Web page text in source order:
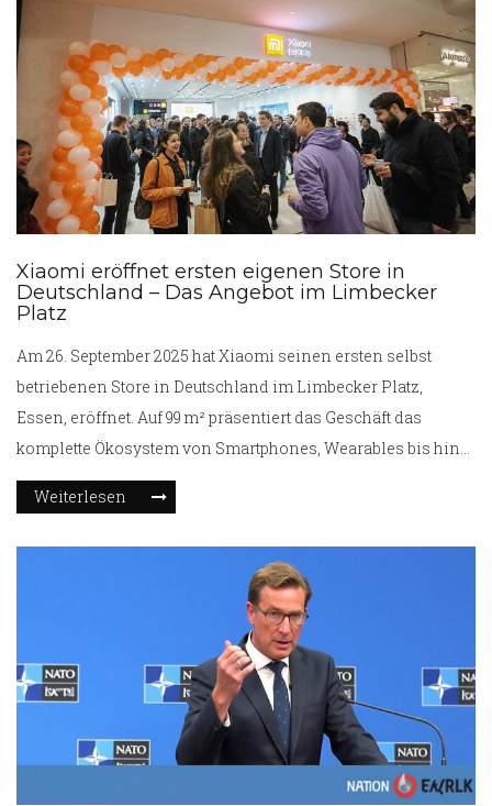
Xiaomi eröffnet ersten eigenen Store in
Deutschland – Das Angebot im Limbecker
Platz
Am 26. September 2025 hat Xiaomi seinen ersten selbst
betriebenen Store in Deutschland im Limbecker Platz,
Essen, eröffnet. Auf 99 m² präsentiert das Geschäft das
komplette Ökosystem von Smartphones, Wearables bis hin
zu E‑Scootern. Sonderaktionen bieten ein Smartphone der
15T‑Serie plus Geschenke im Wert von 400 € für nur 1 €.
Redmi Note 14 Pro‑Modelle. Verantwortliche betonen, dass
dies ein Meilenstein für die langfristige Marktpräsenz in
Deutschland und für weitere europäische Filialen sei.
Weiterlesen